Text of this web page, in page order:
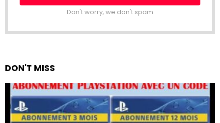
Don't worry, we don't spam
DON'T MISS